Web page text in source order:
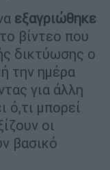
εξαγριώθηκε
βίντεο που
δικτύωσης ο
την ημέρα
για άλλη
ό,τι μπορεί
οι
βασικό